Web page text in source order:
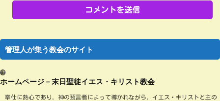
管理人が集う教会のサイト
ホームページ－末日聖徒イエス・キリスト教会
奉仕に熱心であり，神の預言者によって導かれながら，イエス・キリストと主の